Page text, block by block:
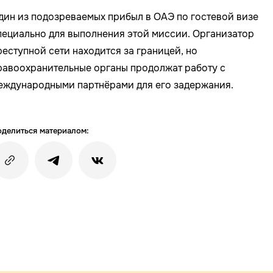
из подозреваемых прибыл в ОАЭ по гостевой визе
для выполнения этой миссии. Организатор
сети находится за границей, но
органы продолжат работу с
партнёрами для его задержания.
материалом: